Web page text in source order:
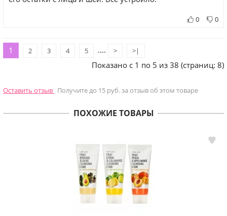
0 0
1 2 3 4 5 .... > >|
Показано с 1 по 5 из 38 (страниц: 8)
Оставить отзыв Получите до 15 руб. за отзыв об этом товаре
ПОХОЖИЕ ТОВАРЫ